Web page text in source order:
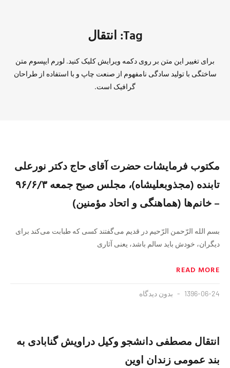
Tag: انتقال
برای تغییر این متن بر روی دکمه ویرایش کلیک کنید. لورم ایپسوم متن
ساختگی با تولید سادگی نامفهوم از صنعت چاپ و با استفاده از طراحان
گرافیک است.
مکتوب فرمایشات حضرت آقای حاج دکتر نورعلی
تابنده (مجذوبعلیشاه)، مجلس صبح جمعه ۹۶/۶/۳
– خانم‌ها (هماهنگی و اتحاد مؤمنین)
بسم الله الرّحمن الرّحیم در قدیم می‌گفتند کسی که طبابت می‌کند برای
دیگران، خودش باید سالم باشد، یعنی آثاری
READ MORE
1396-06-24 بدون دیدگاه
انتقال مصطفی دانشجو ‪وکیل دراویش گنابادی‬ به
بند عمومی زندان اوین